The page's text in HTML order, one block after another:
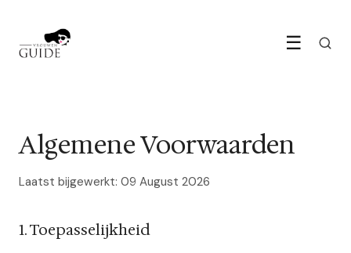
☰
Algemene Voorwaarden
Laatst bijgewerkt: 09 August 2026
1. Toepasselijkheid